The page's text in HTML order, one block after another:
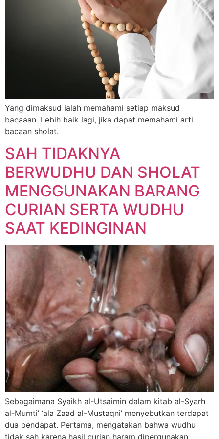
Yang dimaksud ialah memahami setiap maksud
bacaaan. Lebih baik lagi, jika dapat memahami arti
bacaan sholat.
SAH TIDAKNYA
BERWUDHU DAN SHOLAT
MENGGUNAKAN BARANG
CURIAN SERTA WUDHU
SAAT KEDINGINAN
Sebagaimana Syaikh al-Utsaimin dalam kitab al-Syarh
al-Mumti’ ‘ala Zaad al-Mustaqni’ menyebutkan terdapat
dua pendapat. Pertama, mengatakan bahwa wudhu
tidak sah karena hasil curian haram dipergunakan.